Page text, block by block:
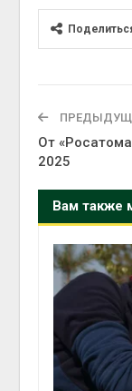
От
2025
Вам также